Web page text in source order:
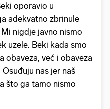
oporavio u
adekvatno zbrinule
nigdje javno nismo
uzele. Beki kada smo
obaveza, već i obaveza
nas jer naš
što ga tamo nismo